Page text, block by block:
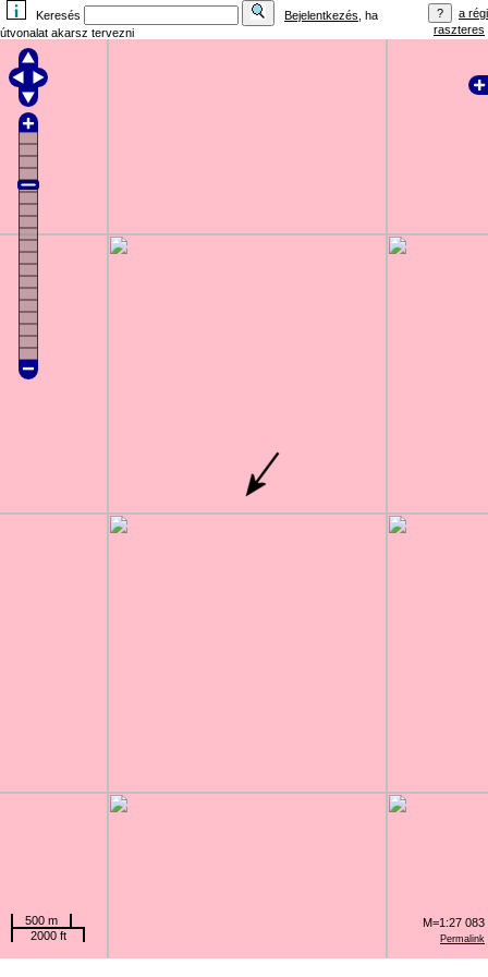
Keresés Bejelentkezés , ha
útvonalat akarsz tervezni
a régi
raszteres
Permalink
500 m
2000 ft
M=1:27 083